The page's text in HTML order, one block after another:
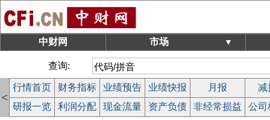
中财网 市场 ▼
查询:
<
行情首页 财务指标 业绩预告 业绩快报 月报
减
研报一览
利润分配 现金流量 资产负债 非经常损益 公司